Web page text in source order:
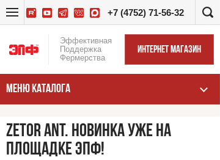
+7 (4752) 71-56-32
Эффективная
Поддержка
Фермерства
ИНТЕРНЕТ МАГАЗИН
МЕНЮ КАТАЛОГА
ZETOR ANT. НОВИНКА УЖЕ НА
ПЛОЩАДКЕ ЭПФ!